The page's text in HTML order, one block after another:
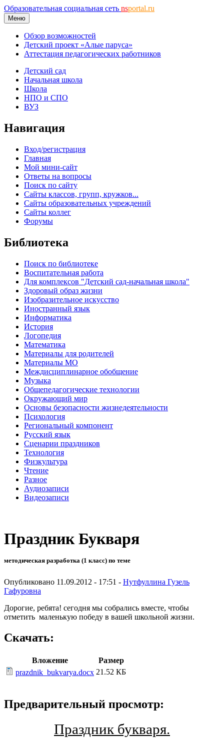
Образовательная социальная сеть nsportal.ru
Меню
Обзор возможностей
Детский проект «Алые паруса»
Аттестация педагогических работников
Детский сад
Начальная школа
Школа
НПО и СПО
ВУЗ
Навигация
Вход/регистрация
Главная
Мой мини-сайт
Ответы на вопросы
Поиск по сайту
Сайты классов, групп, кружков...
Сайты образовательных учреждений
Сайты коллег
Форумы
Библиотека
Поиск по библиотеке
Воспитательная работа
Для комплексов "Детский сад-начальная школа"
Здоровый образ жизни
Изобразительное искусство
Иностранный язык
Информатика
История
Логопедия
Математика
Материалы для родителей
Материалы МО
Междисциплинарное обобщение
Музыка
Общепедагогические технологии
Окружающий мир
Основы безопасности жизнедеятельности
Психология
Региональный компонент
Русский язык
Сценарии праздников
Технология
Физкультура
Чтение
Разное
Аудиозаписи
Видеозаписи
Праздник Букваря
методическая разработка (1 класс) по теме
Опубликовано 11.09.2012 - 17:51 - Нутфуллина Гузель
Гафуровна
Дорогие, ребята! сегодня мы собрались вместе, чтобы
отметить маленькую победу в вашей школьной жизни.
Скачать:
Вложение
Размер
prazdnik_bukvarya.docx 21.52 КБ
Предварительный просмотр:
Праздник букваря.